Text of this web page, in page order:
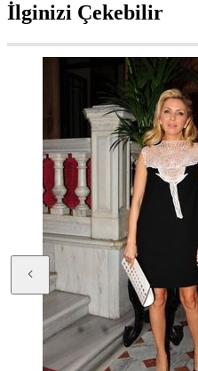
İlginizi Çekebilir